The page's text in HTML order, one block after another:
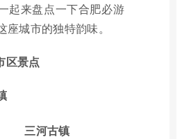
起来盘点一下合肥必游
座城市的独特韵味。
区景点
三河古镇